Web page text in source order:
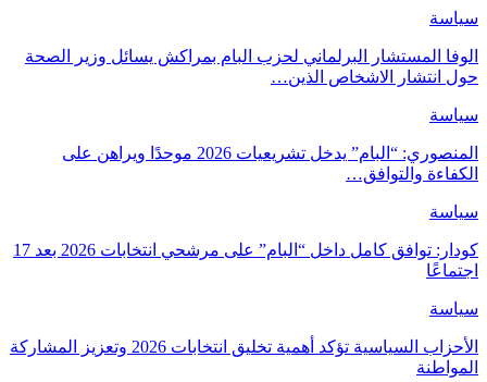
سياسة
الوفا المستشار البرلماني لحزب البام بمراكش يسائل وزير الصحة
حول انتشار الاشخاص الذين…
سياسة
المنصوري: “البام” يدخل تشريعيات 2026 موحدًا ويراهن على
الكفاءة والتوافق…
سياسة
كودار: توافق كامل داخل “البام” على مرشحي انتخابات 2026 بعد 17
اجتماعًا
سياسة
الأحزاب السياسية تؤكد أهمية تخليق انتخابات 2026 وتعزيز المشاركة
المواطنة